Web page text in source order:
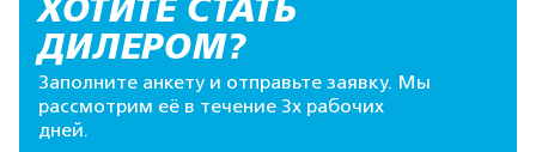
ХОТИТЕ СТАТЬ
ДИЛЕРОМ?
Заполните анкету и отправьте заявку. Мы
рассмотрим её в течение 3х рабочих
дней.